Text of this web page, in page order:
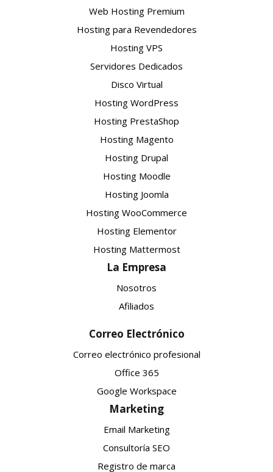
Web Hosting Premium
Hosting para Revendedores
Hosting VPS
Servidores Dedicados
Disco Virtual
Hosting WordPress
Hosting PrestaShop
Hosting Magento
Hosting Drupal
Hosting Moodle
Hosting Joomla
Hosting WooCommerce
Hosting Elementor
Hosting Mattermost
La Empresa
Nosotros
Afiliados
Correo Electrónico
Correo electrónico profesional
Office 365
Google Workspace
Marketing
Email Marketing
Consultoría SEO
Registro de marca